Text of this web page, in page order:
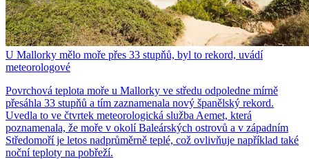
U Mallorky mělo moře přes 33 stupňů, byl to rekord, uvádí
meteorologové
Povrchová teplota moře u Mallorky ve středu odpoledne mírně
přesáhla 33 stupňů a tím zaznamenala nový španělský rekord.
Uvedla to ve čtvrtek meteorologická služba Aemet, která
poznamenala, že moře v okolí Baleárských ostrovů a v západním
Středomoří je letos nadprůměrně teplé, což ovlivňuje například také
noční teploty na pobřeží.